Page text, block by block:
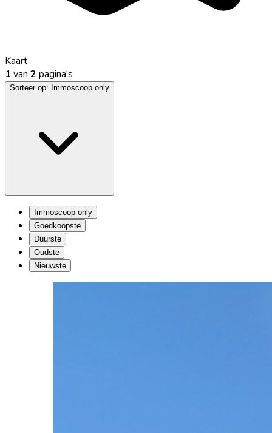
Kaart
1 van 2 pagina's
Sorteer op: Immoscoop only
Immoscoop only
Goedkoopste
Duurste
Oudste
Nieuwste